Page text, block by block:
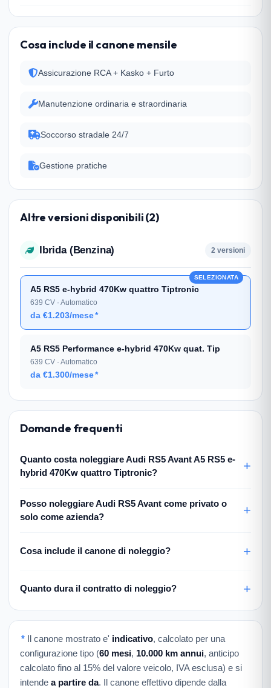
Cosa include il canone mensile
Assicurazione RCA + Kasko + Furto
Manutenzione ordinaria e straordinaria
Soccorso stradale 24/7
Gestione pratiche
Altre versioni disponibili (2)
Ibrida (Benzina) 2 versioni
A5 RS5 e-hybrid 470Kw quattro Tiptronic
639 CV · Automatico
da €1.203/mese*
SELEZIONATA
A5 RS5 Performance e-hybrid 470Kw quat. Tip
639 CV · Automatico
da €1.300/mese*
Domande frequenti
Quanto costa noleggiare Audi RS5 Avant A5 RS5 e-
hybrid 470Kw quattro Tiptronic?
Posso noleggiare Audi RS5 Avant come privato o
solo come azienda?
Cosa include il canone di noleggio?
Quanto dura il contratto di noleggio?
* Il canone mostrato e' indicativo, calcolato per una
configurazione tipo (60 mesi, 10.000 km annui, anticipo
calcolato fino al 15% del valore veicolo, IVA esclusa) e si
intende a partire da. Il canone effettivo dipende dalla